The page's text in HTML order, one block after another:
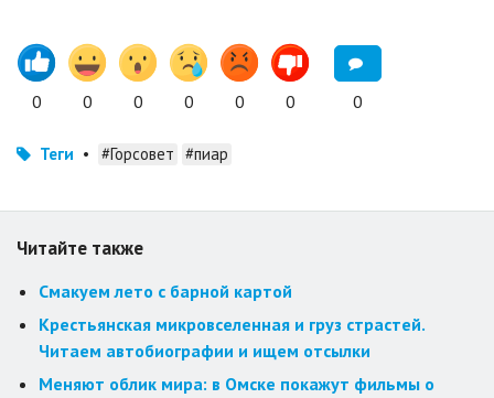
0 0 0 0 0 0 0
Теги • #Горсовет #пиар
Читайте также
Смакуем лето с барной картой
Крестьянская микровселенная и груз страстей.
Читаем автобиографии и ищем отсылки
Меняют облик мира: в Омске покажут фильмы о